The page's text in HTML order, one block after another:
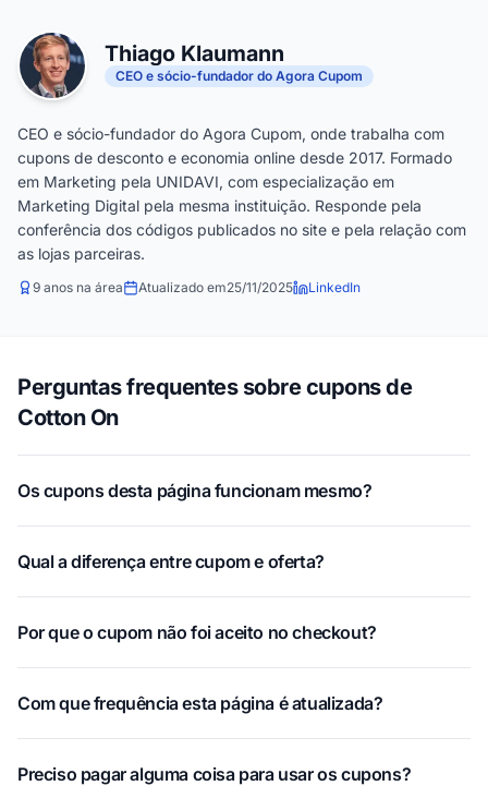
Thiago Klaumann
CEO e sócio-fundador do Agora Cupom
CEO e sócio-fundador do Agora Cupom, onde trabalha com
cupons de desconto e economia online desde 2017. Formado
em Marketing pela UNIDAVI, com especialização em
Marketing Digital pela mesma instituição. Responde pela
conferência dos códigos publicados no site e pela relação com
as lojas parceiras.
9 anos na área Atualizado em25/11/2025 LinkedIn
Perguntas frequentes sobre cupons de
Cotton On
Os cupons desta página funcionam mesmo?
Qual a diferença entre cupom e oferta?
Por que o cupom não foi aceito no checkout?
Com que frequência esta página é atualizada?
Preciso pagar alguma coisa para usar os cupons?